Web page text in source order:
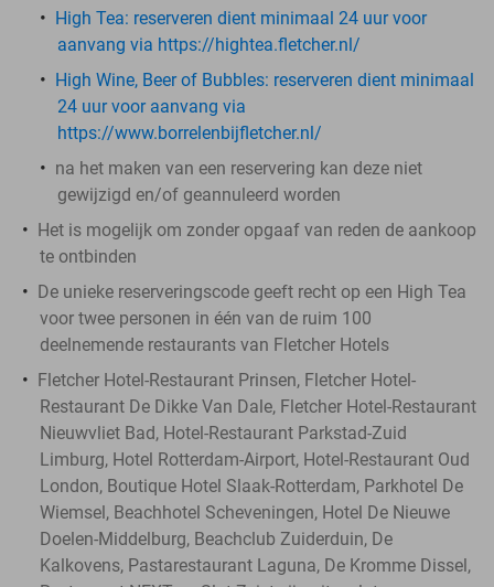
High Tea: ​ reserveren dient minimaal 24 uur voor
aanvang via https://hightea.fletcher.nl/
High Wine, Beer of Bubbles: reserveren dient minimaal
24 uur voor aanvang via
https://www.borrelenbijfletcher.nl/
na het maken van een reservering kan deze niet
gewijzigd en/of geannuleerd worden
Het is mogelijk om zonder opgaaf van reden de aankoop
te ontbinden
De unieke reserveringscode geeft recht op een High Tea
voor twee personen in één van de ruim 100
deelnemende restaurants van Fletcher Hotels
Fletcher Hotel-Restaurant Prinsen, Fletcher Hotel-
Restaurant De Dikke Van Dale, Fletcher Hotel-Restaurant
Nieuwvliet Bad, Hotel-Restaurant Parkstad-Zuid
Limburg, Hotel Rotterdam-Airport, Hotel-Restaurant Oud
London, Boutique Hotel Slaak-Rotterdam, Parkhotel De
Wiemsel, Beachhotel Scheveningen, Hotel De Nieuwe
Doelen-Middelburg, Beachclub Zuiderduin, De
Kalkovens, Pastarestaurant Laguna, De Kromme Dissel,